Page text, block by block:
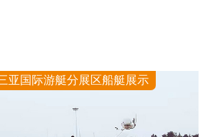
亚国际游艇分展区船艇展示